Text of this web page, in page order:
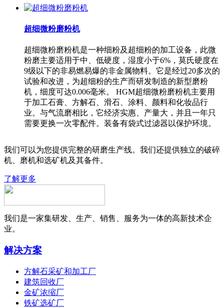
超细微粉磨粉机
超细微粉磨粉机是一种细粉及超细粉的加工设备，此微
粉磨主要适用于中、低硬度，湿度小于6%，莫氏硬度在
9级以下的非易燃易爆的非金属物料。它是经过20多次的
试验和改进，为超细粉的生产而研发制造的新型磨粉
机，细度可达0.006毫米。 HGM超细微粉磨粉机主要用
于加工石膏、方解石、滑石、涂料、颜料和化妆品行
业。与气流磨相比，它经济实惠、产量大，并且一年只
需要更换一次零配件。装备有袋式过滤器以保护环境。
我们可以为您提供完整的研磨生产线。我们还提供独立的破碎
机、磨机和选矿机及其备件。
了解更多
我们是一家集研发、生产、销售、服务为一体的高新技术企
业。
解决方案
方解石采矿和加工厂
建筑回收厂
金矿浓缩厂
铁矿选矿厂